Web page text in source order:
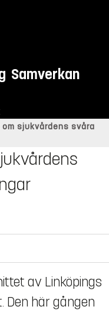
Samverkan
sjukvårdens svåra
av Linköpings
Den här gången